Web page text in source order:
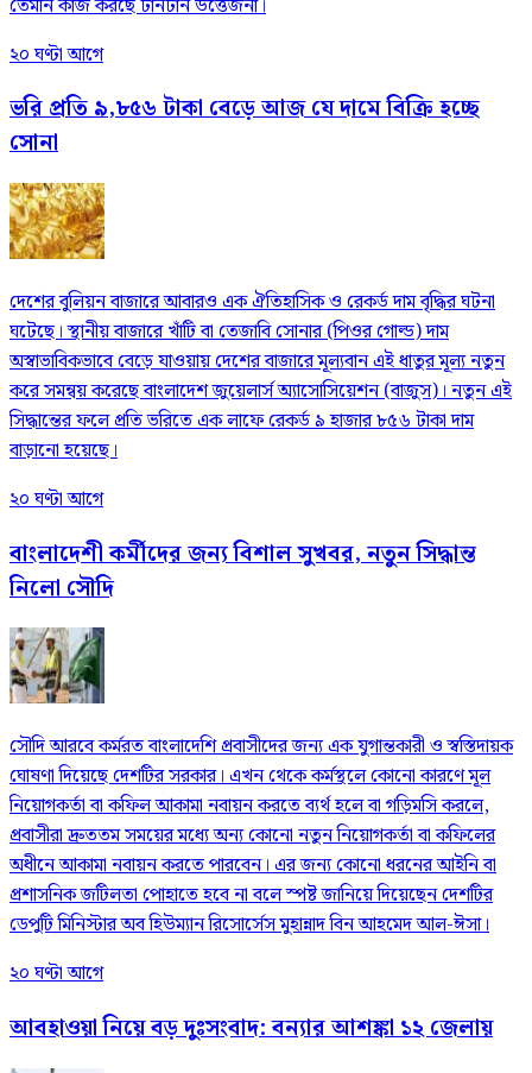
তেমনি কাজ করছে টানটান উত্তেজনা।
২০ ঘণ্টা আগে
ভরি প্রতি ৯,৮৫৬ টাকা বেড়ে আজ যে দামে বিক্রি হচ্ছে
সোনা
দেশের বুলিয়ন বাজারে আবারও এক ঐতিহাসিক ও রেকর্ড দাম বৃদ্ধির ঘটনা
ঘটেছে। স্থানীয় বাজারে খাঁটি বা তেজাবি সোনার (পিওর গোল্ড) দাম
অস্বাভাবিকভাবে বেড়ে যাওয়ায় দেশের বাজারে মূল্যবান এই ধাতুর মূল্য নতুন
করে সমন্বয় করেছে বাংলাদেশ জুয়েলার্স অ্যাসোসিয়েশন (বাজুস)। নতুন এই
সিদ্ধান্তের ফলে প্রতি ভরিতে এক লাফে রেকর্ড ৯ হাজার ৮৫৬ টাকা দাম
বাড়ানো হয়েছে।
২০ ঘণ্টা আগে
বাংলাদেশী কর্মীদের জন্য বিশাল সুখবর, নতুন সিদ্ধান্ত
নিলো সৌদি
সৌদি আরবে কর্মরত বাংলাদেশি প্রবাসীদের জন্য এক যুগান্তকারী ও স্বস্তিদায়ক
ঘোষণা দিয়েছে দেশটির সরকার। এখন থেকে কর্মস্থলে কোনো কারণে মূল
নিয়োগকর্তা বা কফিল আকামা নবায়ন করতে ব্যর্থ হলে বা গড়িমসি করলে,
প্রবাসীরা দ্রুততম সময়ের মধ্যে অন্য কোনো নতুন নিয়োগকর্তা বা কফিলের
অধীনে আকামা নবায়ন করতে পারবেন। এর জন্য কোনো ধরনের আইনি বা
প্রশাসনিক জটিলতা পোহাতে হবে না বলে স্পষ্ট জানিয়ে দিয়েছেন দেশটির
ডেপুটি মিনিস্টার অব হিউম্যান রিসোর্সেস মুহান্নাদ বিন আহমেদ আল-ঈসা।
২০ ঘণ্টা আগে
আবহাওয়া নিয়ে বড় দুঃসংবাদ: বন্যার আশঙ্কা ১২ জেলায়